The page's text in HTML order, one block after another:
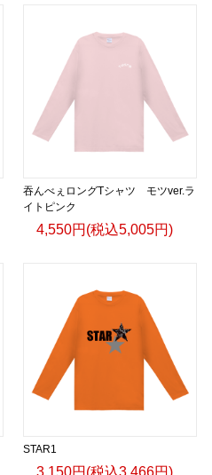
吞んべぇロングTシャツ モツver.ラ
イトピンク
4,550円(税込5,005円)
STAR1
3,150円(税込3,466円)